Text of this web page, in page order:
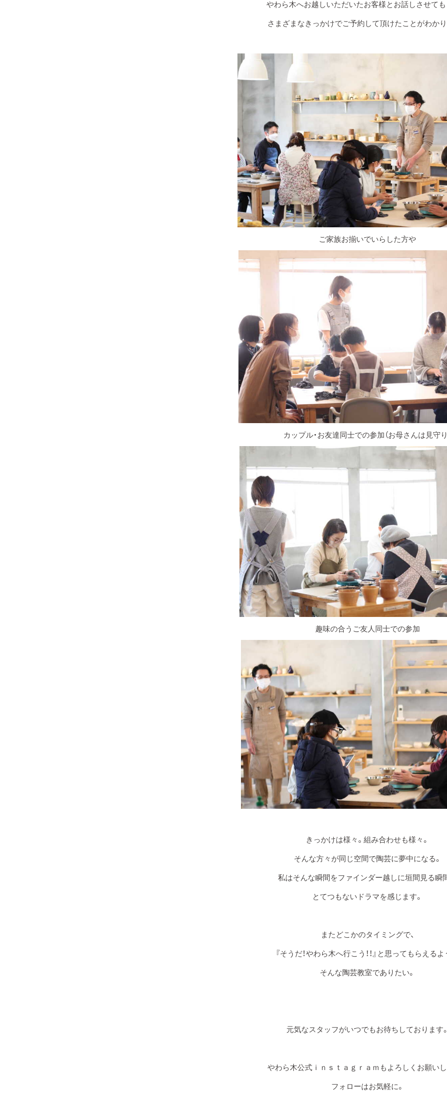
やわら木へお越しいただいたお客様とお話しさせて
さまざまなきっかけでご予約して頂けたことがわか
ご家族お揃いでいらした方や
カップル・お友達同士での参加（お母さんは見守り
趣味の合うご友人同士での参加
きっかけは様々。組み合わせも様々。
そんな方々が同じ空間で陶芸に夢中になる。
私はそんな瞬間をファインダー越しに垣間見る瞬
とてつもないドラマを感じます。
またどこかのタイミングで、
『そうだ！やわら木へ行こう！！』と思ってもらえる
そんな陶芸教室でありたい。
元気なスタッフがいつでもお待ちしております
やわら木公式ｉｎｓｔａｇｒａｍもよろしくお願い
フォローはお気軽に。